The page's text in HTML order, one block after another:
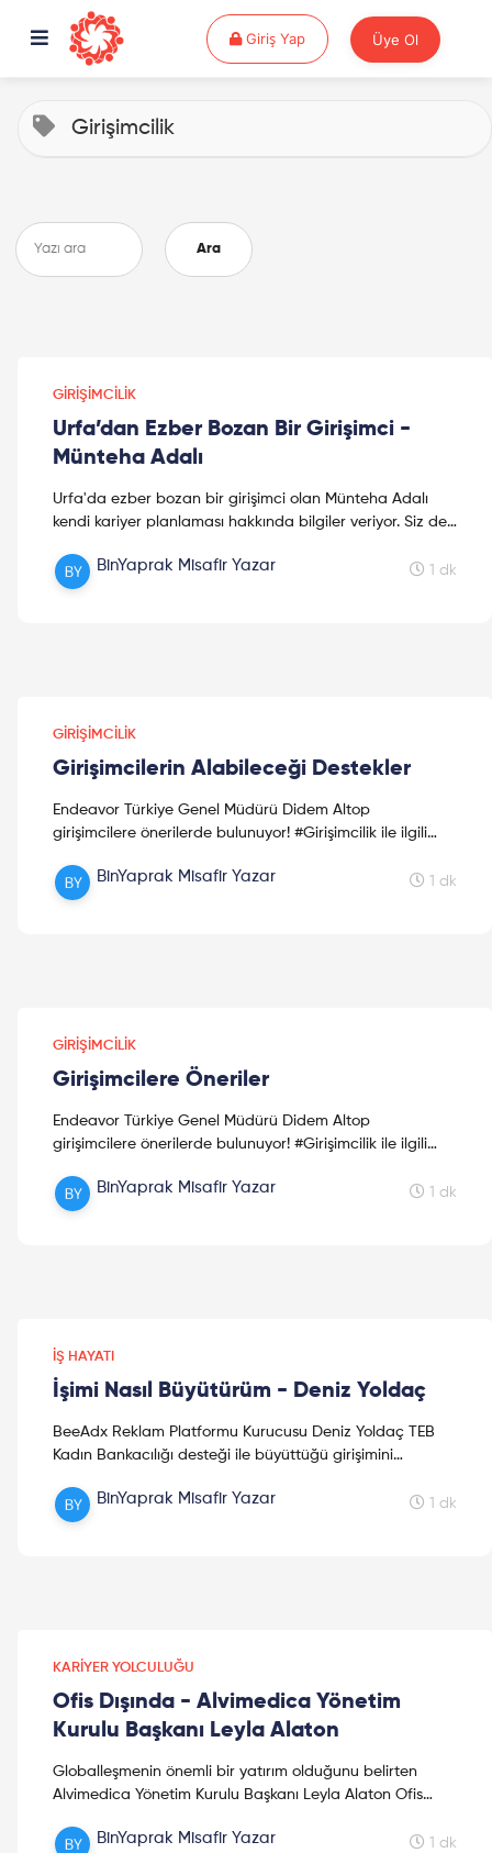
Giriş YapGiriş Yap Üye Ol
Girişimcilik
Ara
GIRIŞIMCILIK
Urfa’dan Ezber Bozan Bir Girişimci -
Münteha Adalı
Urfa'da ezber bozan bir girişimci olan Münteha Adalı
kendi kariyer planlaması hakkında bilgiler veriyor. Siz de
BinYaprak Misafir Yazar 1 dk
GIRIŞIMCILIK
Girişimcilerin Alabileceği Destekler
Endeavor Türkiye Genel Müdürü Didem Altop
girişimcilere önerilerde bulunuyor! #Girişimcilik ile ilgili
John... BinYaprak Misafir Yazar 1 dk
GIRIŞIMCILIK
Girişimcilere Öneriler
Endeavor Türkiye Genel Müdürü Didem Altop
girişimcilere önerilerde bulunuyor! #Girişimcilik ile ilgili
John... BinYaprak Misafir Yazar 1 dk
İŞ HAYATI
İşimi Nasıl Büyütürüm - Deniz Yoldaç
BeeAdx Reklam Platformu Kurucusu Deniz Yoldaç TEB
Kadın Bankacılığı desteği ile büyüttüğü girişimini
BinYaprak Misafir Yazar 1 dk
KARIYER YOLCULUĞU
Ofis Dışında - Alvimedica Yönetim
Kurulu Başkanı Leyla Alaton
Globalleşmenin önemli bir yatırım olduğunu belirten
Alvimedica Yönetim Kurulu Başkanı Leyla Alaton Ofis
BinYaprak Misafir Yazar 1 dk